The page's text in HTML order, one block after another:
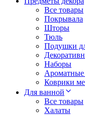
Все товары
Покрывала
Шторы
Тюль
Подушки
Наборы
Ароматные
Коврики
Для ванной
Все товары
Халаты